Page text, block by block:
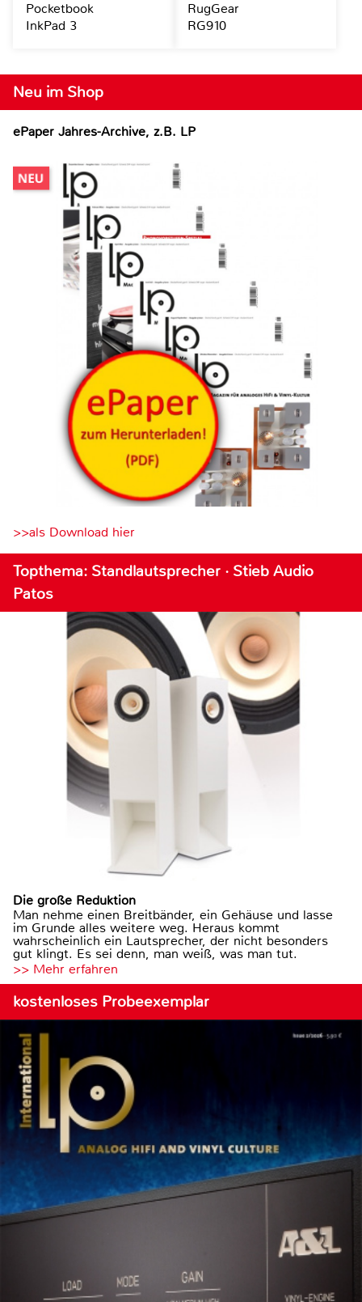
Neu im Shop
ePaper Jahres-Archive, z.B. LP
>>als Download hier
Topthema: Standlautsprecher · Stieb Audio
Patos
Die große Reduktion
Man nehme einen Breitbänder, ein Gehäuse und lasse
im Grunde alles weitere weg. Heraus kommt
wahrscheinlich ein Lautsprecher, der nicht besonders
gut klingt. Es sei denn, man weiß, was man tut.
>> Mehr erfahren
kostenloses Probeexemplar
Pocketbook
InkPad 3
RugGear
RG910